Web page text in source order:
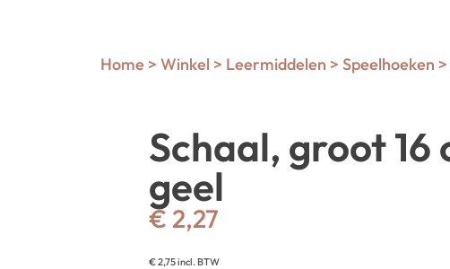
Home > Winkel > Leermiddelen > Speelhoeken >
Schaal, groot 16
geel
€ 2,27
€2,75incl. BTW